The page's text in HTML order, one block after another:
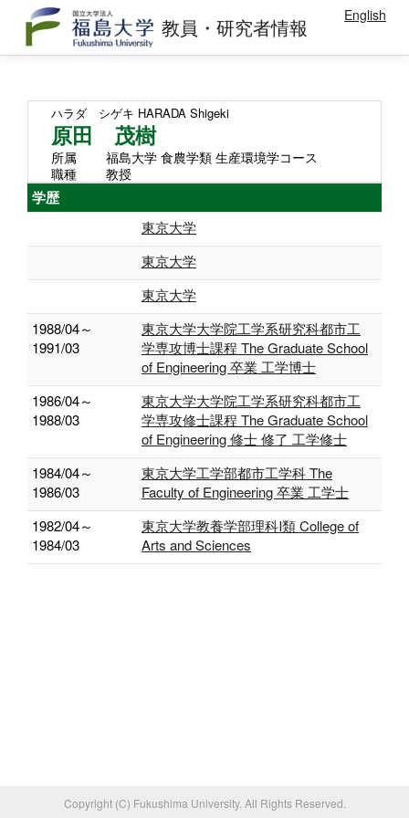
教員・研究者情報 English
ハラダ シゲキ HARADA Shigeki
原田 茂樹
所属
福島大学 食農学類 生産環境学コース
職種
教授
学歴
東京大学
東京大学
東京大学
1988/04～
1991/03
東京大学大学院工学系研究科都市工
学専攻博士課程 The Graduate School
of Engineering 卒業 工学博士
1986/04～
1988/03
東京大学大学院工学系研究科都市工
学専攻修士課程 The Graduate School
of Engineering 修士 修了 工学修士
1984/04～
1986/03
東京大学工学部都市工学科 The
Faculty of Engineering 卒業 工学士
1982/04～
1984/03
東京大学教養学部理科Ⅰ類 College of
Arts and Sciences
Copyright (C) Fukushima University. All Rights Reserved.